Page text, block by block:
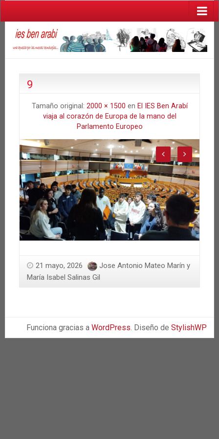
9
Tamaño original: 2000 × 1500 en El IES Ben Arabí
viaja al corazón de Europa de la mano del
Parlamento Europeo
21 mayo, 2026
Jose Antonio Mateo Marín y
María Isabel Salinas Gil
Funciona gracias a WordPress. Diseño de StylishWP